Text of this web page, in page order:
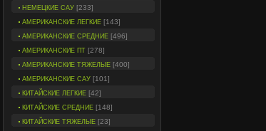
НЕМЕЦКИЕ САУ [233]
АМЕРИКАНСКИЕ ЛЕГКИЕ [143]
АМЕРИКАНСКИЕ СРЕДНИЕ [496]
АМЕРИКАНСКИЕ ПТ [278]
АМЕРИКАНСКИЕ ТЯЖЕЛЫЕ [400]
АМЕРИКАНСКИЕ САУ [101]
КИТАЙСКИЕ ЛЕГКИЕ [42]
КИТАЙСКИЕ СРЕДНИЕ [148]
КИТАЙСКИЕ ТЯЖЕЛЫЕ [23]